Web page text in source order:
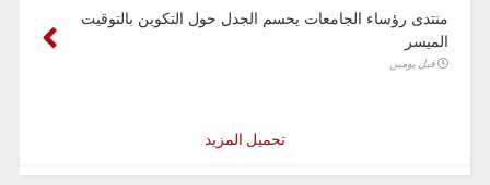
منتدى رؤساء الجامعات يحسم الجدل حول التكوين بالتوقيت
الميسر
قبل يومين
تحميل المزيد